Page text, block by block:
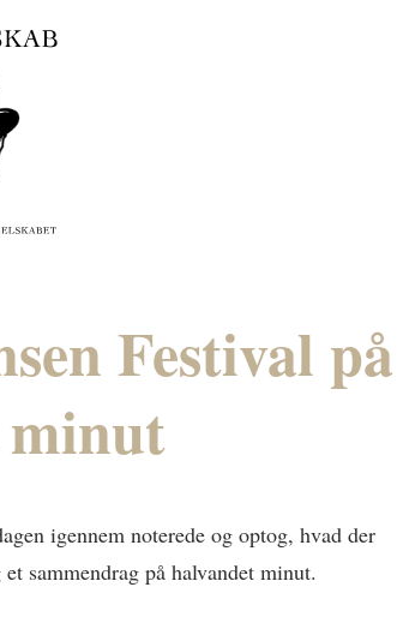
Festival på
igennem noterede og optog, hvad der
sammendrag på halvandet minut.